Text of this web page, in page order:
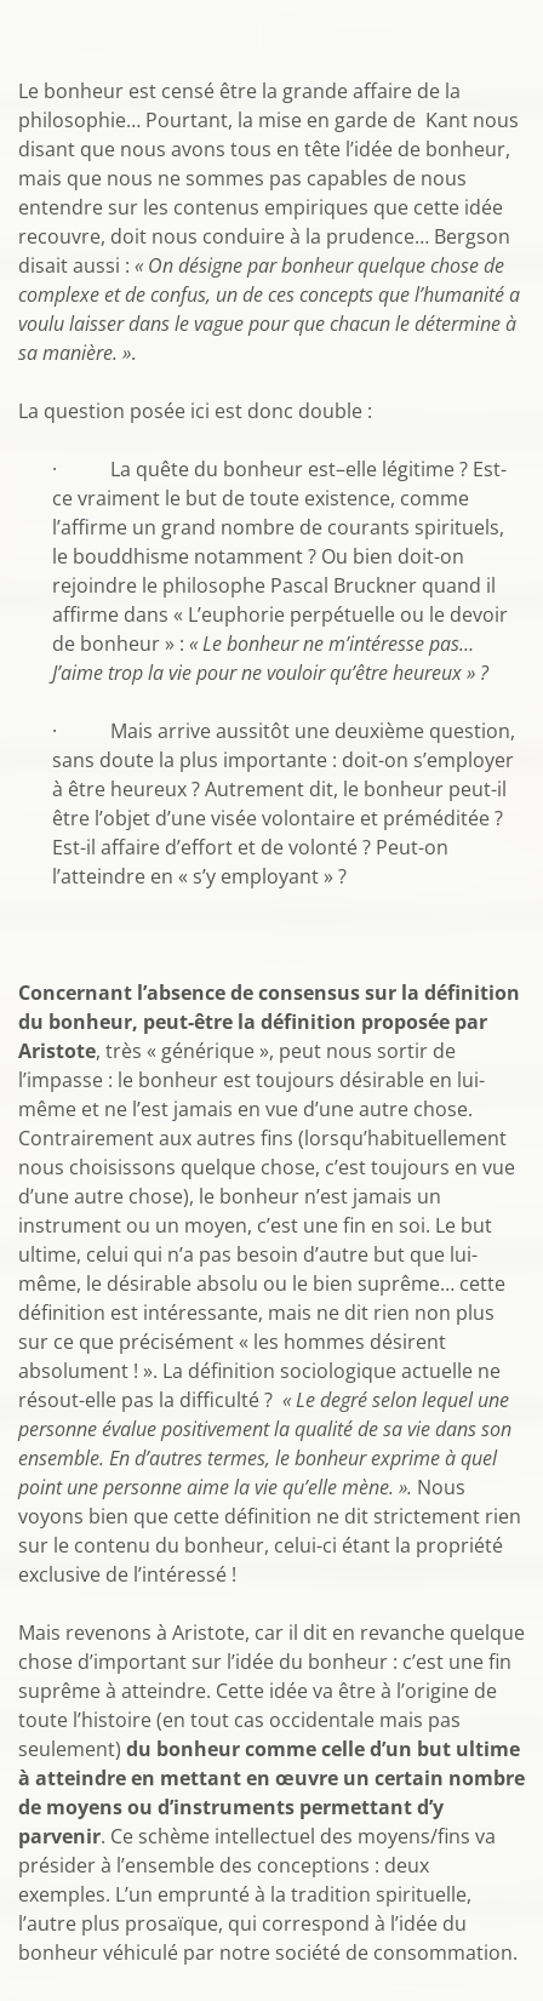
Le bonheur est censé être la grande affaire de la
philosophie… Pourtant, la mise en garde de Kant nous
disant que nous avons tous en tête l’idée de bonheur,
mais que nous ne sommes pas capables de nous
entendre sur les contenus empiriques que cette idée
recouvre, doit nous conduire à la prudence… Bergson
disait aussi : « On désigne par bonheur quelque chose de
complexe et de confus, un de ces concepts que l’humanité a
voulu laisser dans le vague pour que chacun le détermine à
sa manière. ».
La question posée ici est donc double :
· La quête du bonheur est–elle légitime ? Est-
ce vraiment le but de toute existence, comme
l’affirme un grand nombre de courants spirituels,
le bouddhisme notamment ? Ou bien doit-on
rejoindre le philosophe Pascal Bruckner quand il
affirme dans « L’euphorie perpétuelle ou le devoir
de bonheur » :« Le bonheur ne m’intéresse pas…
J’aime trop la vie pour ne vouloir qu’être heureux » ?
· Mais arrive aussitôt une deuxième question,
sans doute la plus importante : doit-on s’employer
à être heureux ? Autrement dit, le bonheur peut-il
être l’objet d’une visée volontaire et préméditée ?
Est-il affaire d’effort et de volonté ? Peut-on
l’atteindre en « s’y employant » ?
Concernant l’absence de consensus sur la définition
du bonheur, peut-être la définition proposée par
Aristote, très « générique », peut nous sortir de
l’impasse : le bonheur est toujours désirable en lui-
même et ne l’est jamais en vue d’une autre chose.
Contrairement aux autres fins (lorsqu’habituellement
nous choisissons quelque chose, c’est toujours en vue
d’une autre chose), le bonheur n’est jamais un
instrument ou un moyen, c’est une fin en soi. Le but
ultime, celui qui n’a pas besoin d’autre but que lui-
même, le désirable absolu ou le bien suprême… cette
définition est intéressante, mais ne dit rien non plus
sur ce que précisément « les hommes désirent
absolument ! ». La définition sociologique actuelle ne
résout-elle pas la difficulté ? « Le degré selon lequel une
personne évalue positivement la qualité de sa vie dans son
ensemble. En d’autres termes, le bonheur exprime à quel
point une personne aime la vie qu’elle mène. ». Nous
voyons bien que cette définition ne dit strictement rien
sur le contenu du bonheur, celui-ci étant la propriété
exclusive de l’intéressé !
Mais revenons à Aristote, car il dit en revanche quelque
chose d’important sur l’idée du bonheur : c’est une fin
suprême à atteindre. Cette idée va être à l’origine de
toute l’histoire (en tout cas occidentale mais pas
seulement) du bonheur comme celle d’un but ultime
à atteindre en mettant en œuvre un certain nombre
de moyens ou d’instruments permettant d’y
parvenir. Ce schème intellectuel des moyens/fins va
présider à l’ensemble des conceptions : deux
exemples. L’un emprunté à la tradition spirituelle,
l’autre plus prosaïque, qui correspond à l’idée du
bonheur véhiculé par notre société de consommation.